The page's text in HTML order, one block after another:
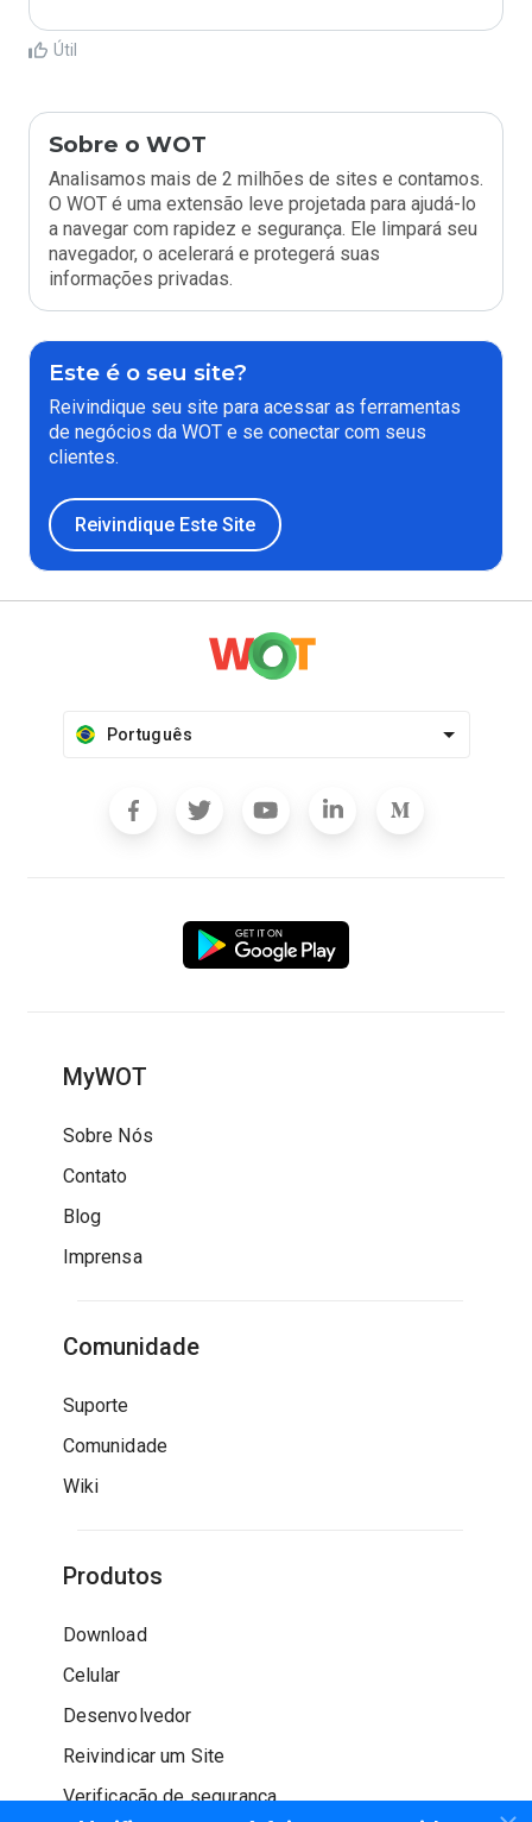
Útil
Sobre o WOT
Analisamos mais de 2 milhões de sites e contamos.
O WOT é uma extensão leve projetada para ajudá-lo
a navegar com rapidez e segurança. Ele limpará seu
navegador, o acelerará e protegerá suas
informações privadas.
Este é o seu site?
Reivindique seu site para acessar as ferramentas
de negócios da WOT e se conectar com seus
clientes.
Reivindique Este Site
Português
MyWOT
Sobre Nós
Contato
Blog
Imprensa
Comunidade
Suporte
Comunidade
Wiki
Produtos
Download
Celular
Desenvolvedor
Reivindicar um Site
Verificação de segurança